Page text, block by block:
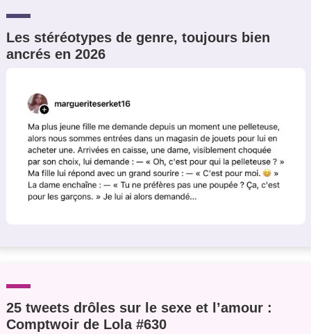
Les stéréotypes de genre, toujours bien
ancrés en 2026
25 tweets drôles sur le sexe et l’amour :
Comptwoir de Lola #630